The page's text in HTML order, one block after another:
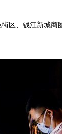
区、钱江新城商